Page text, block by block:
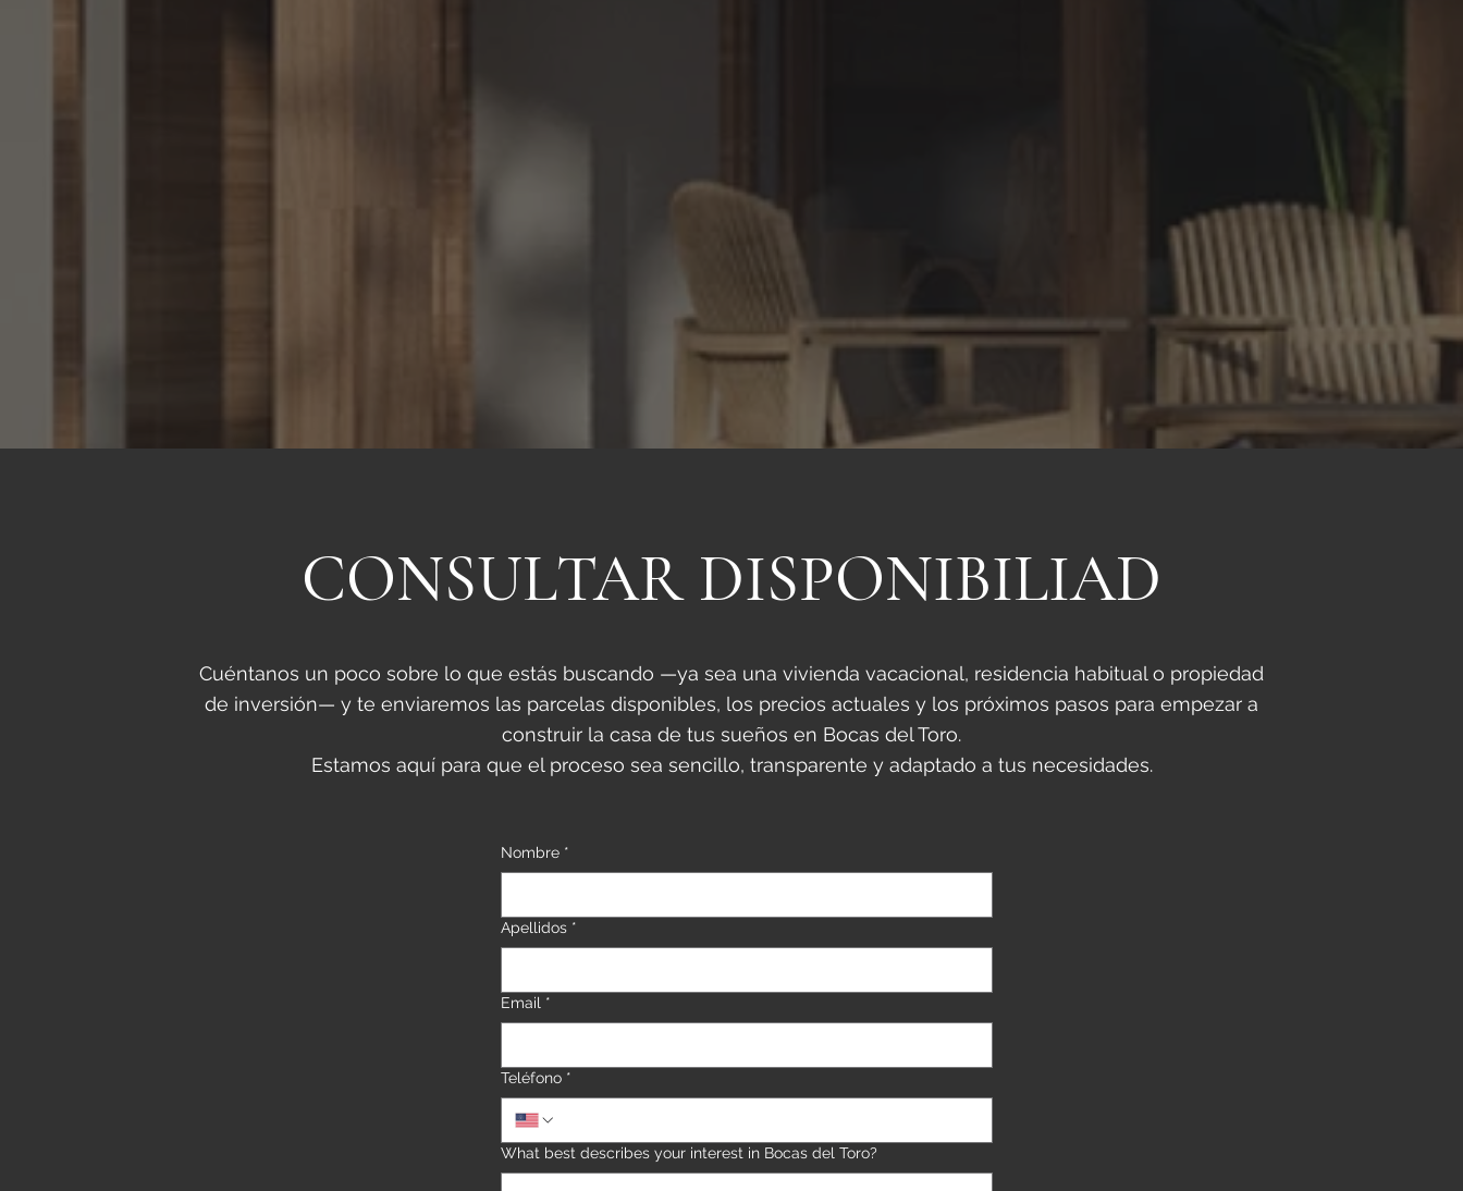
CONSULTAR DISPONIBILIAD
Cuéntanos un poco sobre lo que estás buscando —ya sea una vivienda vacacional, residencia habitual o propiedad
de inversión— y te enviaremos las parcelas disponibles, los precios actuales y los próximos pasos para empezar a
construir la casa de tus sueños en Bocas del Toro.
Estamos aquí para que el proceso sea sencillo, transparente y adaptado a tus necesidades.
Nombre *
Apellidos *
Email *
Teléfono *
What best describes your interest in Bocas del Toro?